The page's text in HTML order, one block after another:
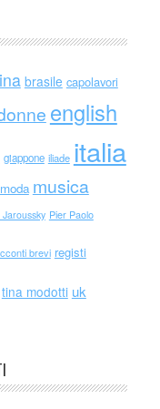
brasile capolavori
english
giappone iliade italia
moda musica
Jaroussky Pier Paolo
brevi registi
tina modotti uk